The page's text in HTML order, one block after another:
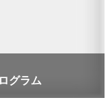
グラム